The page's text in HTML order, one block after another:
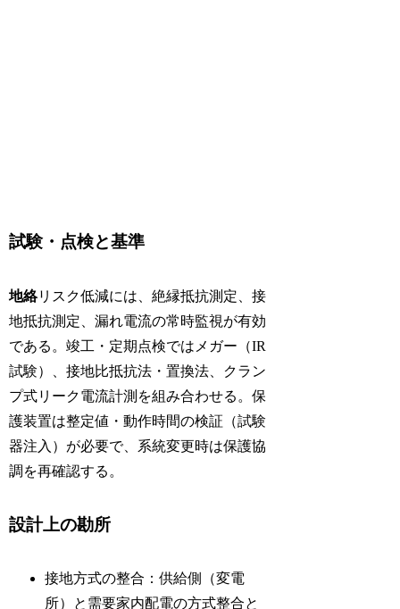
試験・点検と基準
地絡リスク低減には、絶縁抵抗測定、接
地抵抗測定、漏れ電流の常時監視が有効
である。竣工・定期点検ではメガー（IR
試験）、接地比抵抗法・置換法、クラン
プ式リーク電流計測を組み合わせる。保
護装置は整定値・動作時間の検証（試験
器注入）が必要で、系統変更時は保護協
調を再確認する。
設計上の勘所
接地方式の整合：供給側（変電
所）と需要家内配電の方式整合と